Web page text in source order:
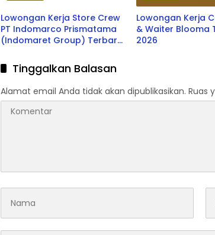
Lowongan Kerja Store Crew
PT Indomarco Prismatama
(Indomaret Group) Terbaru
Lowongan Kerja
& Waiter Blooma Terbaru
2026
Tinggalkan Balasan
Alamat email Anda tidak akan dipublikasikan. Ruas